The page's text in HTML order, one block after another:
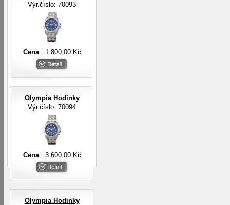
Výr.číslo: 70093
Cena : 1 800,00 Kč
Olympia Hodinky
Výr.číslo: 70094
Cena : 3 600,00 Kč
Olympia Hodinky